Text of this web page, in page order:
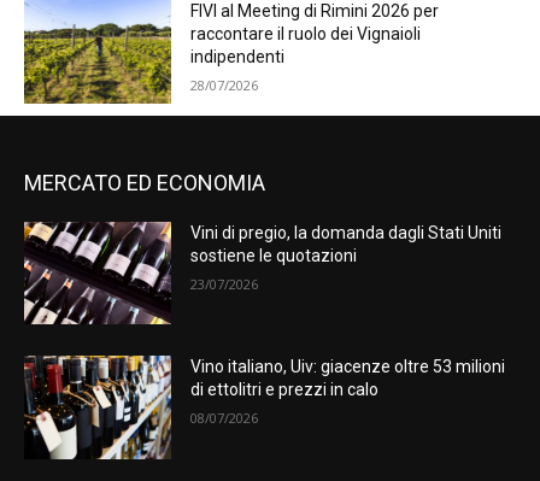
FIVI al Meeting di Rimini 2026 per
raccontare il ruolo dei Vignaioli
indipendenti
28/07/2026
MERCATO ED ECONOMIA
Vini di pregio, la domanda dagli Stati Uniti
sostiene le quotazioni
23/07/2026
Vino italiano, Uiv: giacenze oltre 53 milioni
di ettolitri e prezzi in calo
08/07/2026